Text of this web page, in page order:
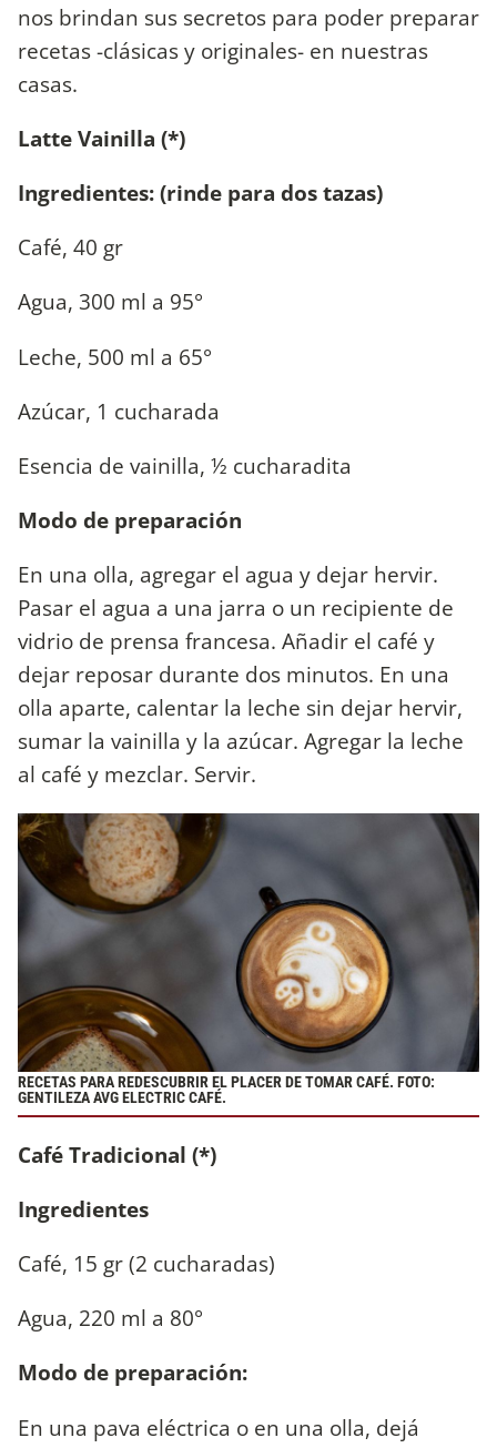
nos brindan sus secretos para poder preparar
recetas -clásicas y originales- en nuestras
casas.
Latte Vainilla (*)
Ingredientes: (rinde para dos tazas)
Café, 40 gr
Agua, 300 ml a 95°
Leche, 500 ml a 65°
Azúcar, 1 cucharada
Esencia de vainilla, ½ cucharadita
Modo de preparación
En una olla, agregar el agua y dejar hervir.
Pasar el agua a una jarra o un recipiente de
vidrio de prensa francesa. Añadir el café y
dejar reposar durante dos minutos. En una
olla aparte, calentar la leche sin dejar hervir,
sumar la vainilla y la azúcar. Agregar la leche
al café y mezclar. Servir.
RECETAS PARA REDESCUBRIR EL PLACER DE TOMAR CAFÉ. FOTO:
GENTILEZA AVG ELECTRIC CAFÉ.
Café Tradicional (*)
Ingredientes
Café, 15 gr (2 cucharadas)
Agua, 220 ml a 80°
Modo de preparación:
En una pava eléctrica o en una olla, dejá